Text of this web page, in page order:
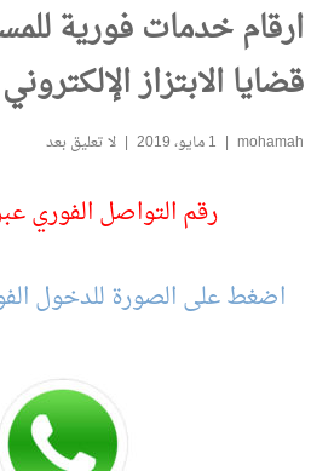
ارقام خدمات فورية
قضايا الابتزاز الإلكتروني
mohamah 1 مايو، 2019 لا تعليق بعد
رقم التواصل الفوري
اضغط على الصورة للدخول